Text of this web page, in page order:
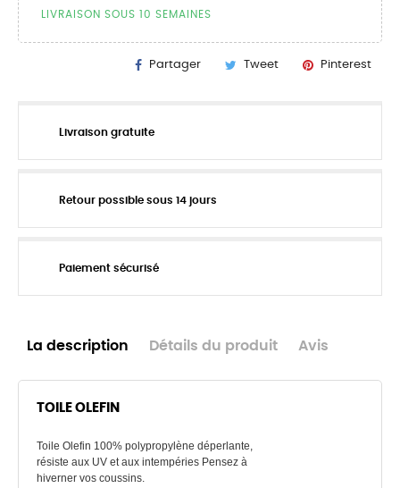
LIVRAISON SOUS 10 SEMAINES
Partager Tweet Pinterest
Livraison gratuite
Retour possible sous 14 jours
Paiement sécurisé
La description Détails du produit Avis
TOILE OLEFIN
Toile Olefin 100% polypropylène déperlante,
résiste aux UV et aux intempéries Pensez à
hiverner vos coussins.